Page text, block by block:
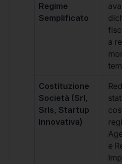
Regime
Semplificato
a
Costituzione
Società (Srl,
Srls, Startup
Innovativa)
e